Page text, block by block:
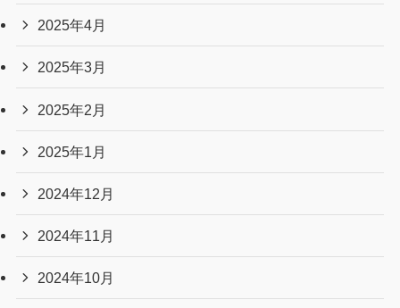
2026年2月
2026年1月
2025年12月
2025年11月
2025年10月
2025年9月
2025年8月